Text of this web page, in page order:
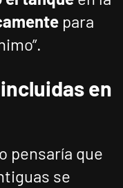
para
en
pensaría que
se